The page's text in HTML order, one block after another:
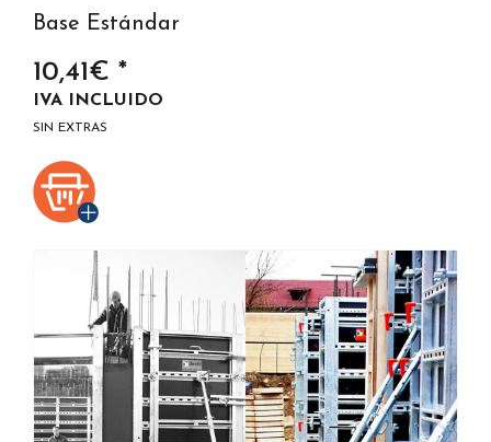
Base Estándar
10,41€ *
IVA INCLUIDO
SIN EXTRAS